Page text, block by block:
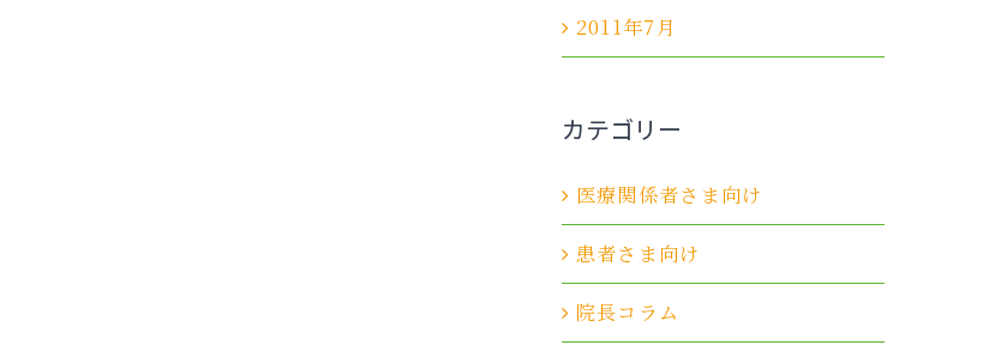
2011年7月
カテゴリー
医療関係者さま向け
患者さま向け
院長コラム